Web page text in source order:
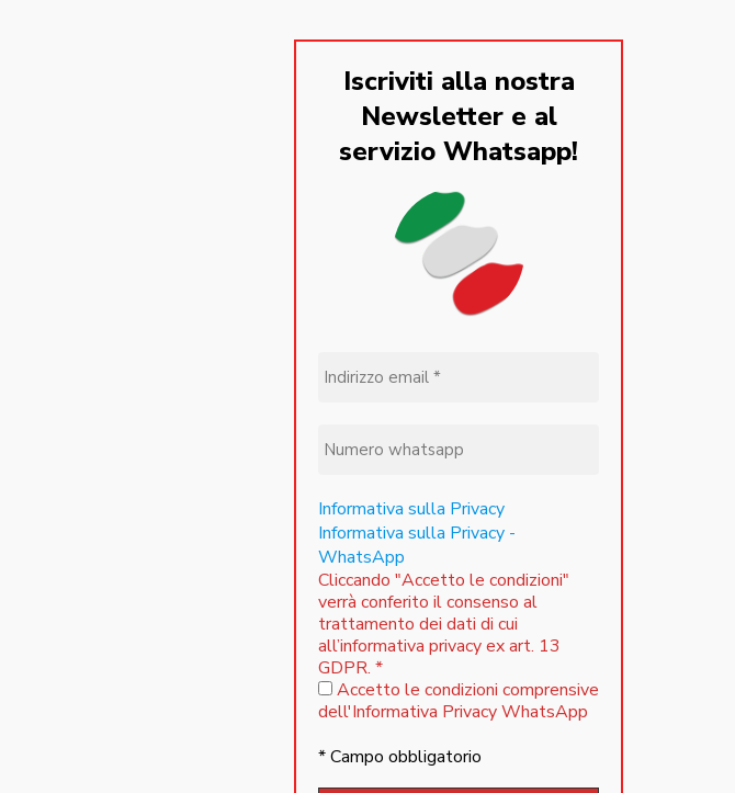
Iscriviti alla nostra
Newsletter e al
servizio Whatsapp!
Informativa sulla Privacy
Informativa sulla Privacy -
WhatsApp
Cliccando "Accetto le condizioni"
verrà conferito il consenso al
trattamento dei dati di cui
all’informativa privacy ex art. 13
GDPR. *
Accetto le condizioni comprensive
dell'Informativa Privacy WhatsApp
* Campo obbligatorio